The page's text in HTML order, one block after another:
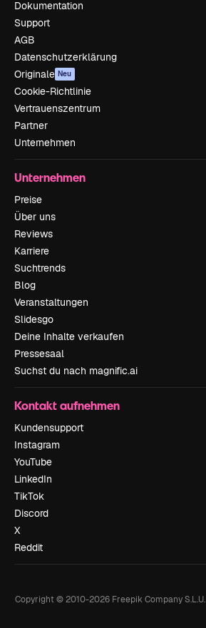
Dokumentation
Support
AGB
Datenschutzerklärung
Originale Neu
Cookie-Richtlinie
Vertrauenszentrum
Partner
Unternehmen
Unternehmen
Preise
Über uns
Reviews
Karriere
Suchtrends
Blog
Veranstaltungen
Slidesgo
Deine Inhalte verkaufen
Pressesaal
Suchst du nach magnific.ai
Kontakt aufnehmen
Kundensupport
Instagram
YouTube
LinkedIn
TikTok
Discord
X
Reddit
Copyright © 2010-2026Freepik Company S.L.U.